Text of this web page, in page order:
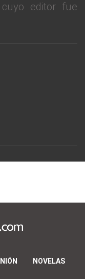
editor fue
NOVELAS